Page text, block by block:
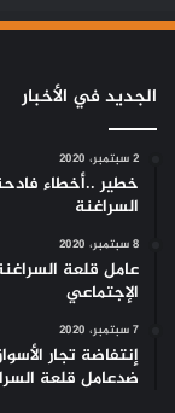
الجديد في الأخبار
2 سبتمبر، 2020
خطير ..أخطاء
السراغنة
8 سبتمبر، 2020
عامل قلعة
الإجتماعي
7 سبتمبر، 2020
إنتفاضة تجار
ضدعامل قلعة